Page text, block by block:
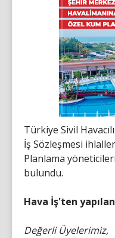
Türkiye Sivil
İş Sözleşmesi
Planlama
bulundu.
Hava İş'ten
Değerli Üyelerimiz,